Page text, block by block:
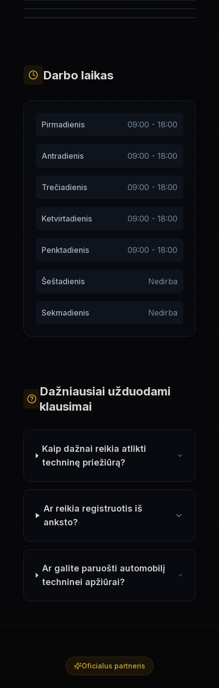
Darbo laikas
Pirmadienis 09:00 - 18:00
Antradienis 09:00 - 18:00
Trečiadienis 09:00 - 18:00
Ketvirtadienis 09:00 - 18:00
Penktadienis 09:00 - 18:00
Šeštadienis Nedirba
Sekmadienis Nedirba
Dažniausiai užduodami
klausimai
Kaip dažnai reikia atlikti
techninę priežiūrą?
Ar reikia registruotis iš
anksto?
Ar galite paruošti automobilį
techninei apžiūrai?
Oficialus partneris